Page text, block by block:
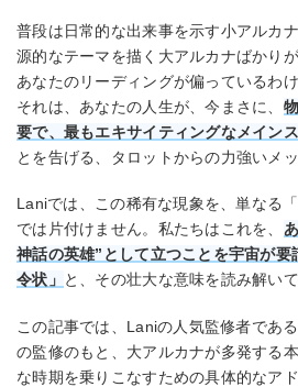
普段は日常的な出来事を示す小アルカ
源的なテーマを描く大アルカナばかり
あなたのリーディングが偏っているわ
それは、あなたの人生が、今まさに、
要で、最もエキサイティングなメイン
とを告げる、タロットからの力強いメ
Laniでは、この稀有な現象を、単なる
では片付けません。私たちはこれを、
神話の英雄”として立つことを宇宙が
令状」 と、その壮大な意味を読み解いて
この記事では、Laniの人気監修者であ
の監修のもと、大アルカナが多発する
な時期を乗りこなすための具体的なア